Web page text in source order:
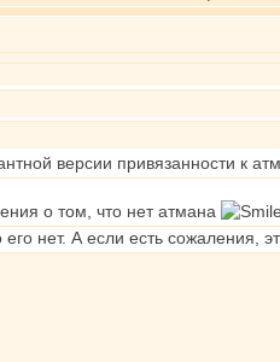
версии привязанности к
о том, что нет атмана
нет. А если есть сожаления,